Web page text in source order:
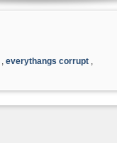
, everythangs corrupt ,